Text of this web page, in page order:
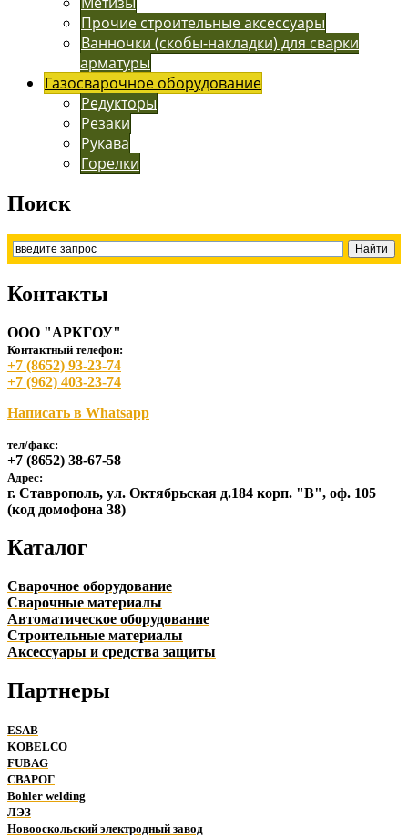
Прочие строительные аксессуары
Ванночки (скобы-накладки) для сварки
арматуры
Газосварочное оборудование
Редукторы
Резаки
Рукава
Горелки
Поиск
Контакты
ООО "АРКГОУ"
Контактный телефон:
+7 (8652) 93-23-74
+7 (962) 403-23-74
Написать в Whatsapp
тел/факс:
+7 (8652) 38-67-58
Адрес:
г. Ставрополь, ул. Октябрьская д.184 корп. "В", оф. 105
(код домофона 38)
Каталог
Сварочное оборудование
Сварочные материалы
Автоматическое оборудование
Строительные материалы
Аксессуары и средства защиты
Партнеры
ESAB
KOBELCO
FUBAG
СВАРОГ
Bohler welding
ЛЭЗ
Новооскольский электродный завод